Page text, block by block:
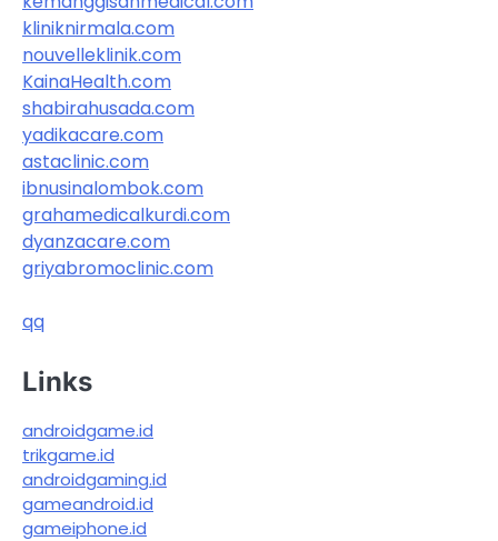
kliniknirmala.com
nouvelleklinik.com
KainaHealth.com
shabirahusada.com
yadikacare.com
astaclinic.com
ibnusinalombok.com
grahamedicalkurdi.com
dyanzacare.com
griyabromoclinic.com
qq
Links
androidgame.id
trikgame.id
androidgaming.id
gameandroid.id
gameiphone.id